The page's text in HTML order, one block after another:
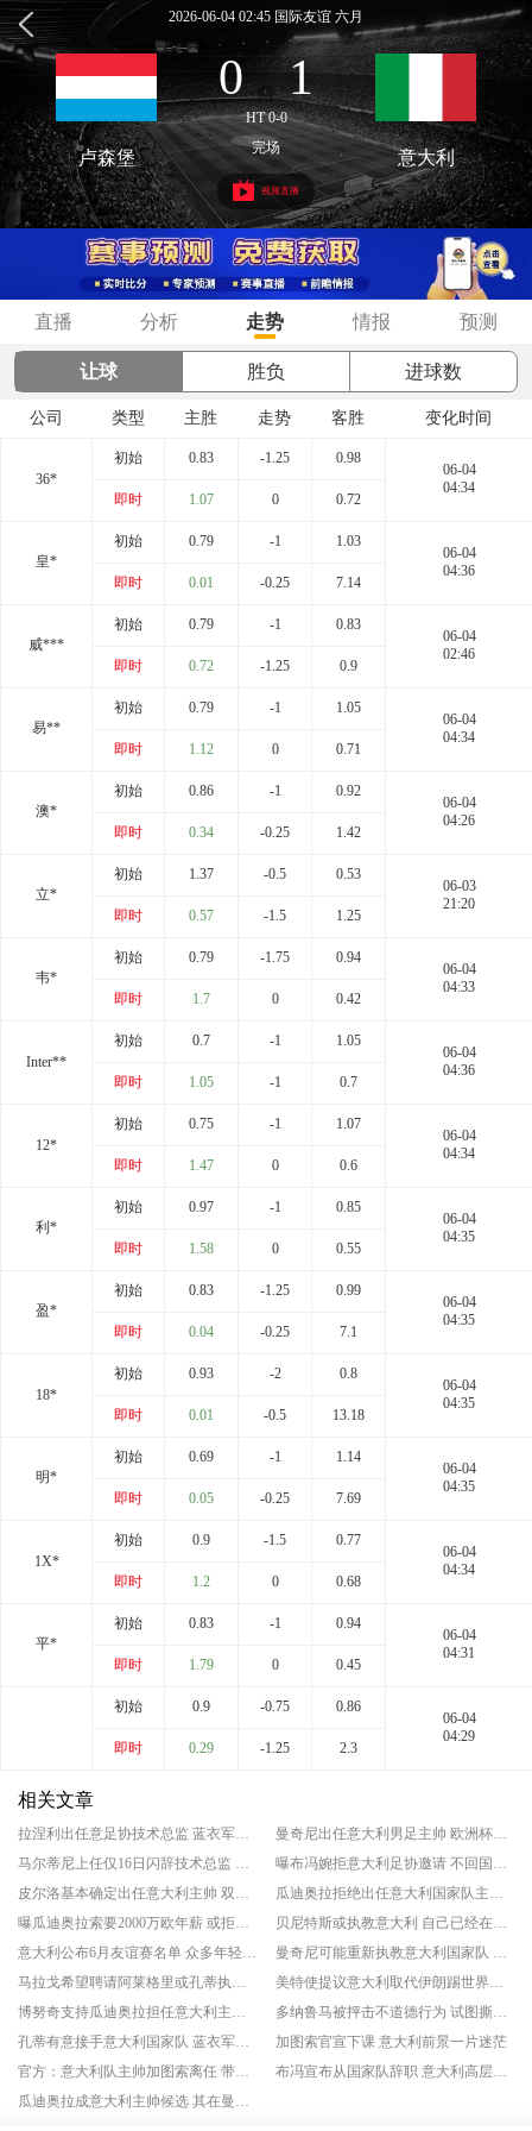
2026-06-04 02:45 国际友谊 六月
0 : 1
HT 0-0
卢森堡 完场 意大利
视频直播
直播 分析 走势 情报 预测
让球 胜负 进球数
公司 类型 主胜 走势 客胜 变化时间
36*
初始 0.83 -1.25 0.98
06-04
04:34
即时 1.07 0 0.72
皇*
初始 0.79 -1 1.03
06-04
04:36
即时 0.01 -0.25 7.14
威***
初始 0.79 -1 0.83
06-04
02:46
即时 0.72 -1.25 0.9
易**
初始 0.79 -1 1.05
06-04
04:34
即时 1.12 0 0.71
澳*
初始 0.86 -1 0.92
06-04
04:26
即时 0.34 -0.25 1.42
立*
初始 1.37 -0.5 0.53
06-03
21:20
即时 0.57 -1.5 1.25
韦*
初始 0.79 -1.75 0.94
06-04
04:33
即时 1.7 0 0.42
Inter**
初始 0.7 -1 1.05
06-04
04:36
即时 1.05 -1 0.7
12*
初始 0.75 -1 1.07
06-04
04:34
即时 1.47 0 0.6
利*
初始 0.97 -1 0.85
06-04
04:35
即时 1.58 0 0.55
盈*
初始 0.83 -1.25 0.99
06-04
04:35
即时 0.04 -0.25 7.1
18*
初始 0.93 -2 0.8
06-04
04:35
即时 0.01 -0.5 13.18
明*
初始 0.69 -1 1.14
06-04
04:35
即时 0.05 -0.25 7.69
1X*
初始 0.9 -1.5 0.77
06-04
04:34
即时 1.2 0 0.68
平*
初始 0.83 -1 0.94
06-04
04:31
即时 1.79 0 0.45
初始 0.9 -0.75 0.86
06-04
04:29
即时 0.29 -1.25 2.3
相关文章
拉涅利出任意足协技术总监 蓝衣军团技术改革正式启动
曼奇尼出任意大利男足主帅 欧洲杯冠军教头重掌帅印
马尔蒂尼上任仅16日闪辞技术总监 足坛传奇直接硬刚足协
曝布冯婉拒意大利足协邀请 不回国家队
皮尔洛基本确定出任意大利主帅 双方签约至2030年
瓜迪奥拉拒绝出任意大利国家队主帅 首要原因希望陪伴家人
曝瓜迪奥拉索要2000万欧年薪 或拒绝意足协邀请
贝尼特斯或执教意大利 自己已经在开始学习意大利语
意大利公布6月友谊赛名单 众多年轻球员入选
曼奇尼可能重新执教意大利国家队 愿接受200万欧的年薪
马拉戈希望聘请阿莱格里或孔蒂执教意大利队 蓝黑军团无缘世界杯
美特使提议意大利取代伊朗踢世界杯 意大利已经出局
博努奇支持瓜迪奥拉担任意大利主帅 以领导意大利国家队进行变革
多纳鲁马被抨击不道德行为 试图撕毁对手门将小抄
孔蒂有意接手意大利国家队 蓝衣军团此前迎来帅位调整
加图索官宣下课 意大利前景一片迷茫
官方：意大利队主帅加图索离任 带队8场6胜无缘世界杯
布冯宣布从国家队辞职 意大利高层陷入动荡
瓜迪奥拉成意大利主帅候选 其在曼城的未来仍不确定